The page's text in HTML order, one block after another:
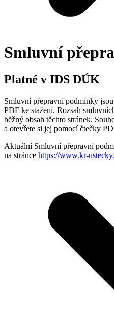
Smluvní
Platné v IDS DÚK
Smluvní přepravní podmínky
PDF ke stažení. Rozsah
běžný obsah těchto stránek.
a otevřete si jej pomocí čtečky
Aktuální Smluvní přepravní
na stránce https://www.kr-